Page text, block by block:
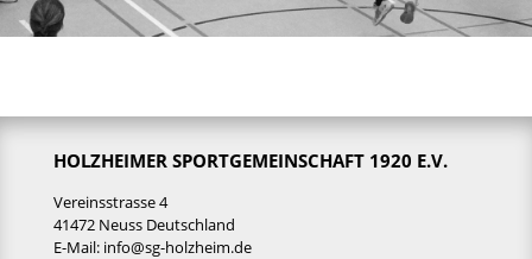
HOLZHEIMER SPORTGEMEINSCHAFT 1920 E.V.
Vereinsstrasse 4
41472 Neuss Deutschland
E-Mail: info@sg-holzheim.de